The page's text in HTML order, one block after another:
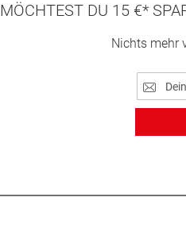
MÖCHTEST DU 15 €*
Nichts mehr